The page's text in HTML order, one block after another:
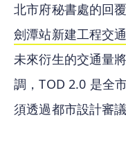
北市府秘書處的回
劍潭站新建工程交
未來衍生的交通量
調，TOD 2.0 是全
須透過都市設計審議